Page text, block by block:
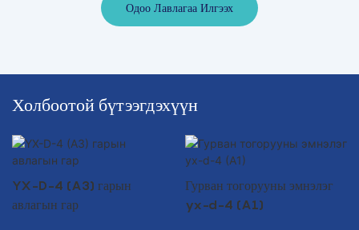
Одоо Лавлагаа Илгээх
Холбоотой бүтээгдэхүүн
YX-D-4 (A3) гарын
авлагын гар
Гурван тогорууны эмнэлэг
yx-d-4 (A1)